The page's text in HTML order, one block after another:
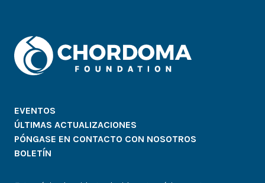
EVENTOS
ÚLTIMAS ACTUALIZACIONES
PÓNGASE EN CONTACTO CON NOSOTROS
BOLETÍN